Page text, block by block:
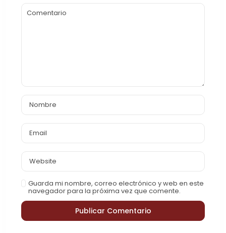
Guarda mi nombre, correo electrónico y web en este
navegador para la próxima vez que comente.